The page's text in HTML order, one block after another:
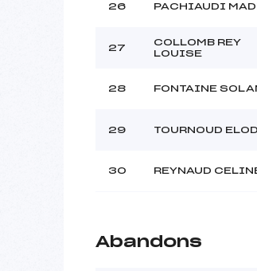
26 PACHIAUDI
27
COLLOMB REY
LOUISE
28 FONTAINE
29 TOURNOUD
30 REYNAUD
Abandons